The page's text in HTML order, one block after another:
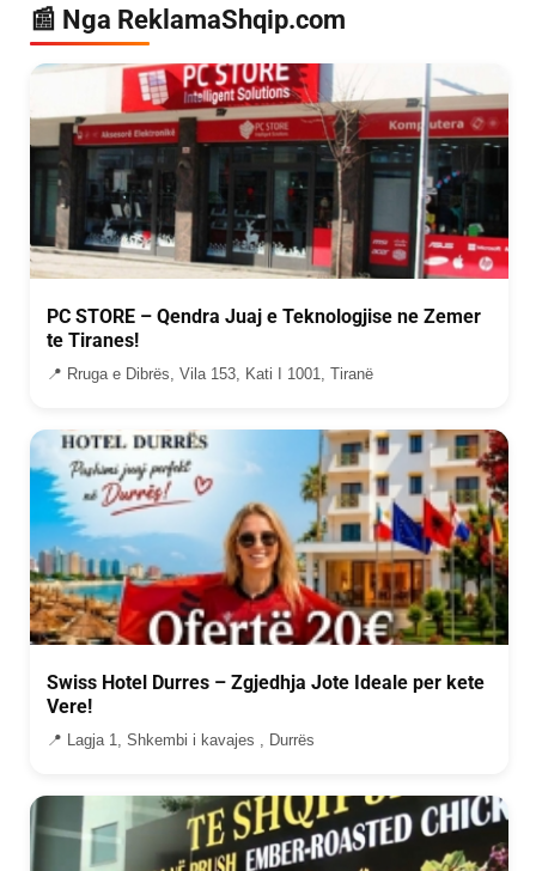
📰 Nga ReklamaShqip.com
PC STORE – Qendra Juaj e Teknologjise ne Zemer
te Tiranes!
📍 Rruga e Dibrës, Vila 153, Kati I 1001, Tiranë
Swiss Hotel Durres – Zgjedhja Jote Ideale per kete
Vere!
📍 Lagja 1, Shkembi i kavajes , Durrës